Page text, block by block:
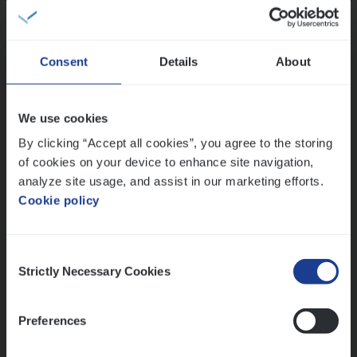
Consent Details About
We use cookies
By clicking “Accept all cookies”, you agree to the storing
of cookies on your device to enhance site navigation,
analyze site usage, and assist in our marketing efforts.
Cookie policy
Selection
Strictly Necessary Cookies
Preferences
Sales Management
ITBusi­ness Analyst
IT, Change & Innovation
Antwerpen
Meer dan collega’s: hoe Julie en Aurélie elkaar
Mathias houdt van diepgaande dossiers én droge